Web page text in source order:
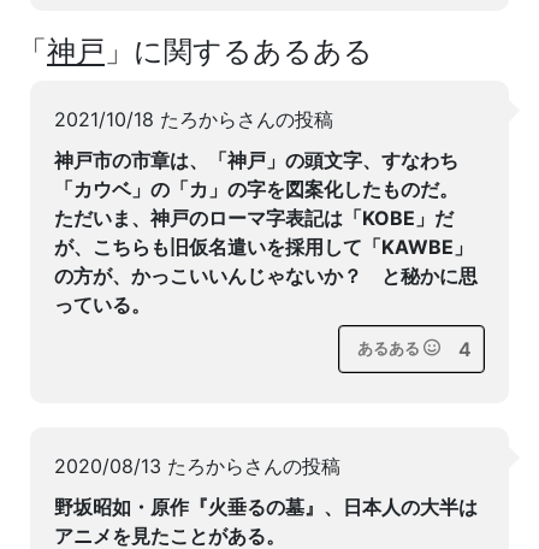
「神戸 」に関するあるある
2021/10/18 たろからさんの投稿
神戸市の市章は、「神戸」の頭文字、すなわち
「カウベ」の「カ」の字を図案化したものだ。
ただいま、神戸のローマ字表記は「KOBE」だ
が、こちらも旧仮名遣いを採用して「KAWBE」
の方が、かっこいいんじゃないか？ と秘かに思
っている。
あるある 4
2020/08/13 たろからさんの投稿
野坂昭如・原作『火垂るの墓』、日本人の大半は
アニメを見たことがある。